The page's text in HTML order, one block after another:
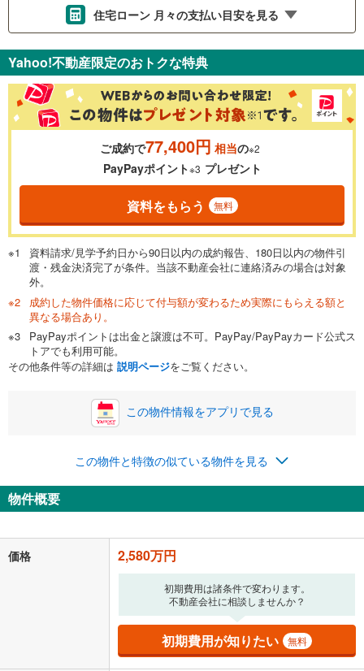
住宅ローン 月々の支払い目安を見る
金利 ％
0.01%
一般的には最長35年まで借り入れ可能です。多くの金融機関
が完済時の年齢は80歳までを条件としています。
閉じる
頭金 万円
0万円 2,580万円
自己資金から住宅購入にかけられる金額を入力してくださ
0円
年2回払いを想定しています。毎月の返済額に加えて、ボー
ナス時の増額分（1回分）を入力してください。
月々の返済額 66,973円/月
「金利」については、ご利用を予定されている金融機関等にご確認の
上、ご自身での入力をお願いいたします。初期設定で自動入力されてい
る値は、実際の金融機関等における貸出金利とは何ら関係がなく、実際
の金融機関等における貸出金利を何ら保証するものではありません。返
済方法「元利均等返済」にて算出しております。入力された金利を35年
Yahoo!不動産限定のおトクな特典
ご成約で77,400円 相当の※2
PayPayポイント※3 プレゼント
資料をもらう 無料
資料請求/見学予約日から90日以内の成約報告、180日以内の物件引
渡・残金決済完了が条件。当該不動産会社に連絡済みの場合は対象
外。
成約した物件価格に応じて付与額が変わるため実際にもらえる額と
異なる場合あり。
PayPayポイントは出金と譲渡は不可。PayPay/PayPayカード公式ス
トアでも利用可能。
その他条件等の詳細は 説明ページをご覧ください。
この物件情報をアプリで見る
この物件と特徴の似ている物件を見る
物件概要
価格 2,580万円
初期費用は諸条件で変わります。
不動産会社に相談しませんか？
初期費用が知りたい 無料